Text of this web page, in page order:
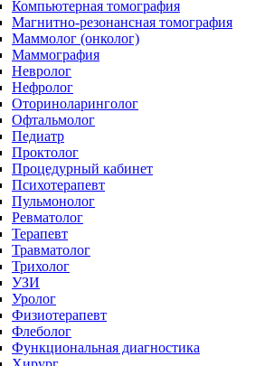
Компьютерная томография
Магнитно-резонансная томография
Маммолог (онколог)
Маммография
Невролог
Нефролог
Оториноларинголог
Офтальмолог
Педиатр
Проктолог
Процедурный кабинет
Психотерапевт
Пульмонолог
Ревматолог
Терапевт
Травматолог
Трихолог
УЗИ
Уролог
Физиотерапевт
Флеболог
Функциональная диагностика